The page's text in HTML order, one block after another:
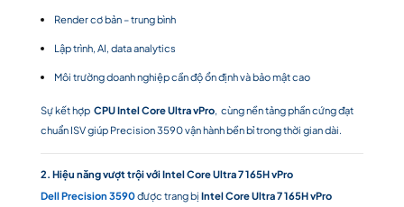
Render cơ bản – trung bình
Lập trình, AI, data analytics
Môi trường doanh nghiệp cần độ ổn định và bảo mật cao
Sự kết hợp CPU Intel Core Ultra vPro, cùng nền tảng phần cứng đạt
chuẩn ISV giúp Precision 3590 vận hành bền bỉ trong thời gian dài.
2. Hiệu năng vượt trội với Intel Core Ultra 7 165H vPro
Dell Precision 3590được trang bị Intel Core Ultra 7 165H vPro